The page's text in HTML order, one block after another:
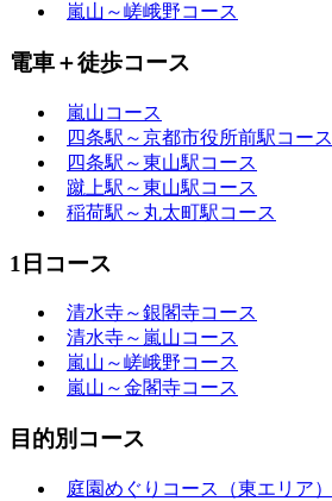
嵐山～嵯峨野コース
電車＋徒歩コース
嵐山コース
四条駅～京都市役所前駅コース
四条駅～東山駅コース
蹴上駅～東山駅コース
稲荷駅～丸太町駅コース
1日コース
清水寺～銀閣寺コース
清水寺～嵐山コース
嵐山～嵯峨野コース
嵐山～金閣寺コース
目的別コース
庭園めぐりコース（東エリア）